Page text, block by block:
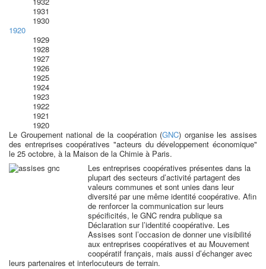
1931
1930
1920
1929
1928
1927
1926
1925
1924
1923
1922
1921
1920
Le Groupement national de la coopération (GNC) organise les assises
des entreprises coopératives "acteurs du développement économique"
le 25 octobre, à la Maison de la Chimie à Paris.
Les entreprises coopératives présentes dans la
plupart des secteurs d’activité partagent des
valeurs communes et sont unies dans leur
diversité par une même identité coopérative. Afin
de renforcer la communication sur leurs
spécificités, le GNC rendra publique sa
Déclaration sur l’identité coopérative. Les
Assises sont l’occasion de donner une visibilité
aux entreprises coopératives et au Mouvement
coopératif français, mais aussi d’échanger avec
leurs partenaires et interlocuteurs de terrain.